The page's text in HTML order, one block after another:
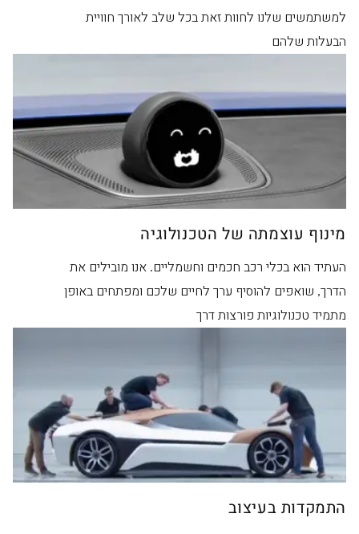
למשתמשים שלנו לחוות זאת בכל שלב לאורך חוויית
הבעלות שלהם
מינוף עוצמתה של הטכנולוגיה
העתיד הוא בכלי רכב חכמים וחשמליים. אנו מובילים את
הדרך, שואפים להוסיף ערך לחיים שלכם ומפתחים באופן
מתמיד טכנולוגיות פורצות דרך
התמקדות בעיצוב